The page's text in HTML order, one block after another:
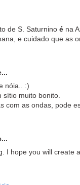
de S. Saturnino é na
e cuidado que as
nóia.. :)
sítio muito bonito.
com as ondas, pode
I hope you will create